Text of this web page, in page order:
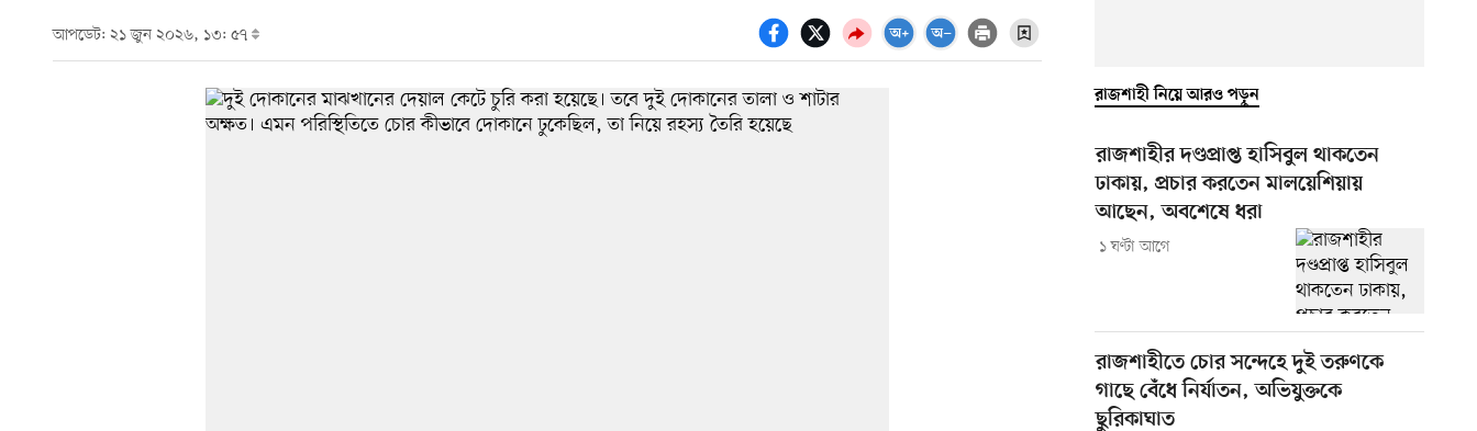
আপডেট: ২১ জুন ২০২৬, ১৩: ৫৭
রাজশাহী নিয়ে আরও পড়ুন
রাজশাহীর দণ্ডপ্রাপ্ত হাসিবুল থাকতেন
ঢাকায়, প্রচার করতেন মালয়েশিয়ায়
আছেন, অবশেষে ধরা
১ ঘণ্টা আগে
রাজশাহীতে চোর সন্দেহে দুই তরুণকে
গাছে বেঁধে নির্যাতন, অভিযুক্তকে
ছুরিকাঘাত